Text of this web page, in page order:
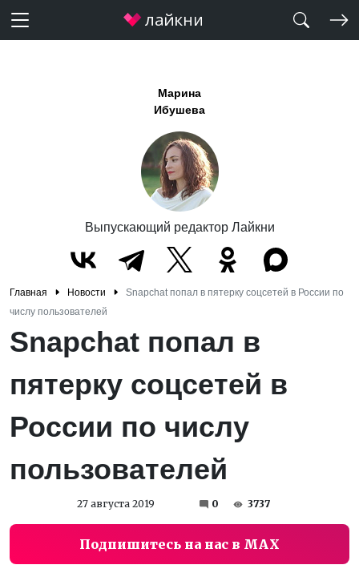
Марина
Ибушева
Выпускающий редактор Лайкни
Главная Новости
Snapchat попал в пятерку соцсетей в России по
числу пользователей
Snapchat попал в
пятерку соцсетей в
России по числу
пользователей
27 августа 2019 0 3737
Подпишитесь на нас в MAX